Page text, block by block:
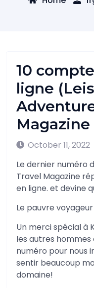
10
ligne
October 11, 2022
Le dernier numéro
Travel Magazine
en ligne. et devine
Le pauvre
Un merci spécial à
les autres
numéro pour nous
sentir beaucoup
domaine!